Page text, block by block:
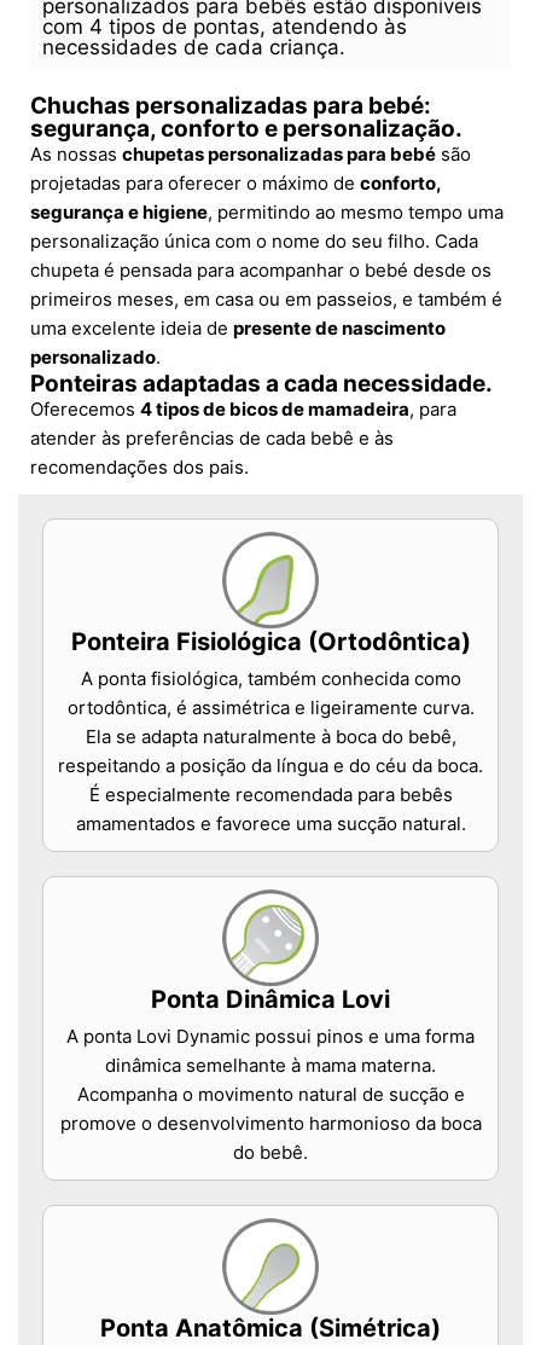
personalizados para bebês estão disponíveis
com 4 tipos de pontas, atendendo às
necessidades de cada criança.
Chuchas personalizadas para bebé:
segurança, conforto e personalização.
As nossas chupetas personalizadas para bebé são
projetadas para oferecer o máximo de conforto,
segurança e higiene, permitindo ao mesmo tempo uma
personalização única com o nome do seu filho. Cada
chupeta é pensada para acompanhar o bebé desde os
primeiros meses, em casa ou em passeios, e também é
uma excelente ideia de presente de nascimento
personalizado.
Ponteiras adaptadas a cada necessidade.
Oferecemos 4 tipos de bicos de mamadeira, para
atender às preferências de cada bebê e às
recomendações dos pais.
Ponteira Fisiológica (Ortodôntica)
A ponta fisiológica, também conhecida como
ortodôntica, é assimétrica e ligeiramente curva.
Ela se adapta naturalmente à boca do bebê,
respeitando a posição da língua e do céu da boca.
É especialmente recomendada para bebês
amamentados e favorece uma sucção natural.
Ponta Dinâmica Lovi
A ponta Lovi Dynamic possui pinos e uma forma
dinâmica semelhante à mama materna.
Acompanha o movimento natural de sucção e
promove o desenvolvimento harmonioso da boca
do bebê.
Ponta Anatômica (Simétrica)